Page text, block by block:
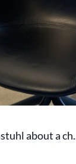
about a